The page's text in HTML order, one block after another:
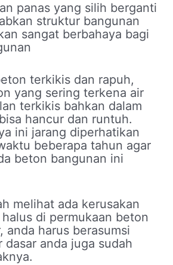
panas yang silih berganti
struktur bangunan
sangat berbahaya bagi
terkikis dan rapuh,
yang sering terkena air
terkikis bahkan dalam
hancur dan runtuh.
ini jarang diperhatikan
beberapa tahun agar
beton bangunan ini
melihat ada kerusakan
di permukaan beton
anda harus berasumsi
dasar anda juga sudah